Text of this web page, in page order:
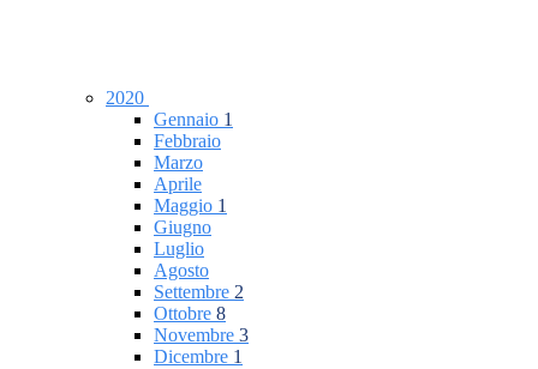
2020
Gennaio 1
Febbraio
Marzo
Aprile
Maggio 1
Giugno
Luglio
Agosto
Settembre 2
Ottobre 8
Novembre 3
Dicembre 1